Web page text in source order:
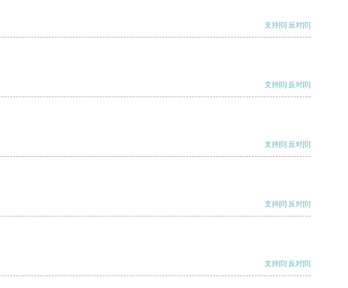
支持[0] 反对[0]
支持[0] 反对[0]
支持[0] 反对[0]
支持[0] 反对[0]
支持[0] 反对[0]